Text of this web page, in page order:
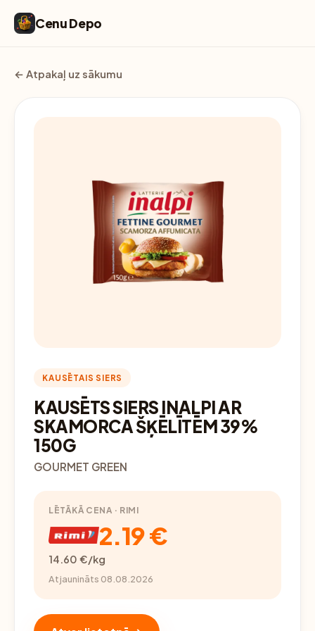
Cenu Depo
← Atpakaļ uz sākumu
KAUSĒTAIS SIERS
KAUSĒTS SIERS INALPI AR
SKAMORCA ŠĶĒLĪTĒM 39%
150G
GOURMET GREEN
LĒTĀKĀ CENA · RIMI
2.19 €
14.60 €/kg
Atjaunināts 08.08.2026